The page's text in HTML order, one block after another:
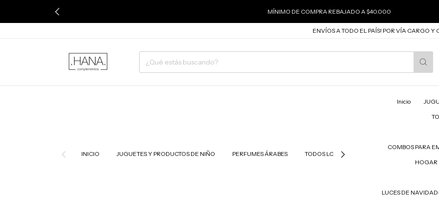
MÍNIMO DE COMPRA REBAJADO A $40.000
ENVÍOS A TODO EL PAÍS! POR VÍA CARGO Y
INICIO JUGUETES Y PRODUCTOS DE NIÑO PERFUMES ÁRABES TODOS LOS PRODUCTOS
Inicio
COMBOS PARA
HOGAR
LUCES DE